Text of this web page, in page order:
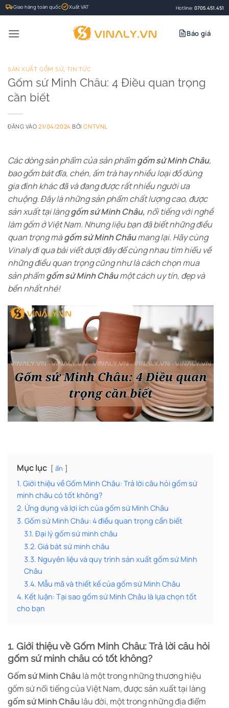
Bỏ
qua
nội
Giao hàng toàn quốc Xuất VAT Hotline: 0705.451.451
Báo giá
SẢN XUẤT GỐM SỨ, TIN TỨC
Gốm sứ Minh Châu: 4 Điều quan trọng
cần biết
ĐĂNG VÀO21/04/2024 BỞICNTVNL
Các dòng sản phẩm của sản phẩmgốm sứ Minh Châu,
bao gồm bát đĩa, chén, ấm trà hay nhiều loại đồ dùng
gia đình khác đã và đang được rất nhiều người ưa
chuộng. Đây là những sản phẩm chất lượng cao, được
sản xuất tại lànggốm sứ Minh Châu, nổi tiếng với nghề
làm gốm ở Việt Nam. Nhưng liệu bạn đã biết những điều
quan trọng màgốm sứ Minh Châumang lại. Hãy cùng
Vinaly đi qua bài viết dượi đây để cùng nhau tìm hiểu về
những điều quan trọng cũng như là cách chọn mua
sản phẩmgốm sứ Minh Châumột cách uy tín, đẹp và
bền nhất nhé!
Mục lục ẩn
1. Giới thiệu về Gốm Minh Châu: Trả lời câu hỏi gốm sứ
minh châu có tốt không?
2. Ứng dụng và lợi ích của gốm sứ Minh Châu
3. Gốm sứ Minh Châu: 4 điều quan trọng cần biết
3.1. Đại lý gốm sứ minh châu
3.2. Giá bát sứ minh châu
3.3. Nguyên liệu và quy trình sản xuất gốm sứ Minh
Châu
3.4. Mẫu mã và thiết kế của gốm sứ Minh Châu
4. Kết luận: Tại sao gốm sứ Minh Châu là lựa chọn tốt
cho bạn
1. Giới thiệu về Gốm Minh Châu: Trả lời câu hỏi
gốm sứ minh châu có tốt không?
Gốm sứ Minh Châu là một trong những thương hiệu
gốm sứ nổi tiếng của Việt Nam, được sản xuất tại làng
gốm sứ Minh Châu lâu đời, một trong những địa điểm